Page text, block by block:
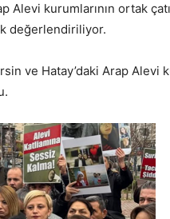
Alevi kurumlarının ortak
değerlendiriliyor.
ve Hatay’daki Arap Alevi